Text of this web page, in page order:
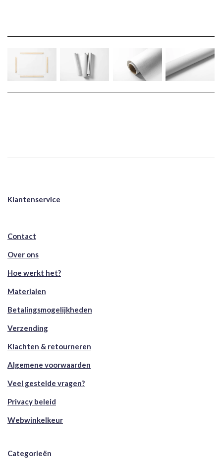
Klantenservice
Contact
Over ons
Hoe werkt het?
Materialen
Betalingsmogelijkheden
Verzending
Klachten & retourneren
Algemene voorwaarden
Veel gestelde vragen?
Privacy beleid
Webwinkelkeur
Categorieën